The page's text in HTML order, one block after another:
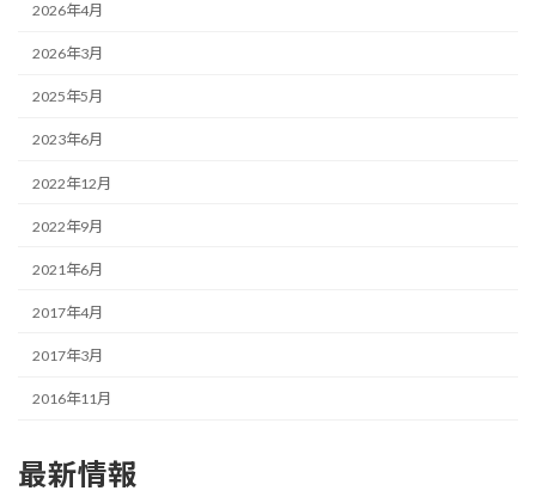
2026年4月
2026年3月
2025年5月
2023年6月
2022年12月
2022年9月
2021年6月
2017年4月
2017年3月
2016年11月
最新情報